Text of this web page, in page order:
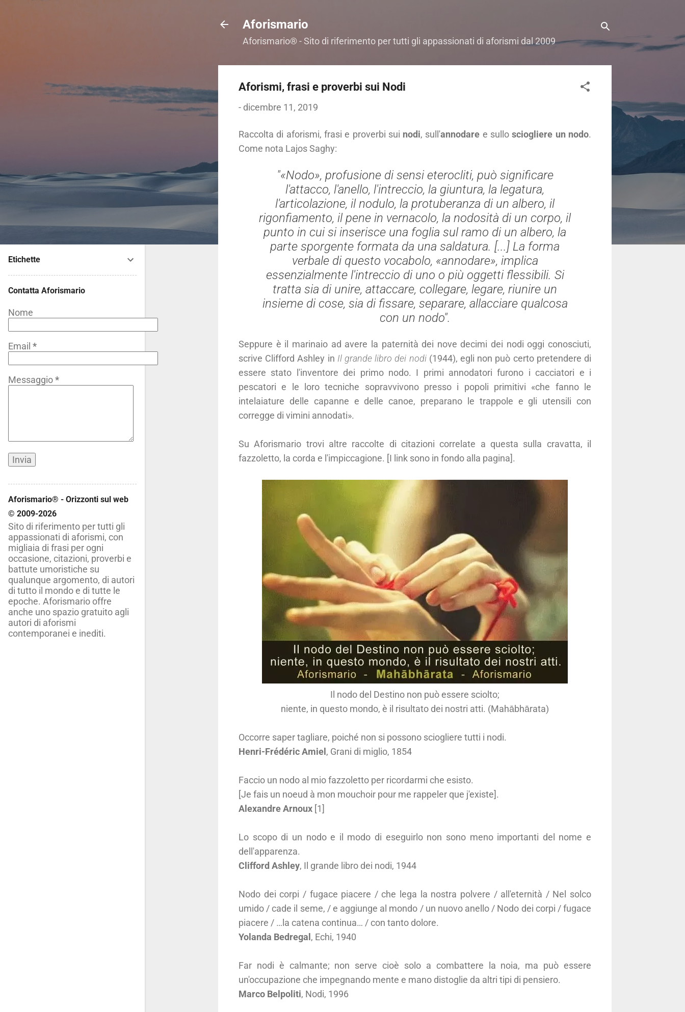
Aforismario
Aforismario® - Sito di riferimento per tutti gli appassionati di aforismi dal 2009
Aforismi, frasi e proverbi sui Nodi
- dicembre 11, 2019
Raccolta di aforismi, frasi e proverbi sui nodi, sull'annodare e sullosciogliere un nodo.
Come nota Lajos Saghy:
"«Nodo», profusione di sensi eterocliti, può significare
l'attacco, l'anello, l'intreccio, la giuntura, la legatura,
l'articolazione, il nodulo, la protuberanza di un albero, il
rigonfiamento, il pene in vernacolo, la nodosità di un corpo, il
punto in cui si inserisce una foglia sul ramo di un albero, la
parte sporgente formata da una saldatura. [...] La forma
verbale di questo vocabolo, «annodare», implica
essenzialmente l'intreccio di uno o più oggetti flessibili. Si
tratta sia di unire, attaccare, collegare, legare, riunire un
insieme di cose, sia di fissare, separare, allacciare qualcosa
con un nodo".
Seppure è il marinaio ad avere la paternità dei nove decimi dei nodi oggi conosciuti,
scrive Clifford Ashley in Il grande libro dei nodi(1944), egli non può certo pretendere di
essere stato l'inventore dei primo nodo. I primi annodatori furono i cacciatori e i
pescatori e le loro tecniche sopravvivono presso i popoli primitivi «che fanno le
intelaiature delle capanne e delle canoe, preparano le trappole e gli utensili con
corregge di vimini annodati».
Su Aforismario trovi altre raccolte di citazioni correlate a questa sulla cravatta, il
fazzoletto, la corda e l'impiccagione. [I link sono in fondo alla pagina].
Il nodo del Destino non può essere sciolto;
niente, in questo mondo, è il risultato dei nostri atti. (Mahābhārata)
Occorre saper tagliare, poiché non si possono sciogliere tutti i nodi.
Henri-Frédéric Amiel , Grani di miglio, 1854
Faccio un nodo al mio fazzoletto per ricordarmi che esisto.
[Je fais un noeud à mon mouchoir pour me rappeler que j'existe].
Alexandre Arnoux [1]
Lo scopo di un nodo e il modo di eseguirlo non sono meno importanti del nome e
dell'apparenza.
Clifford Ashley, Il grande libro dei nodi, 1944
Nodo dei corpi / fugace piacere / che lega la nostra polvere / all'eternità / Nel solco
umido / cade il seme, / e aggiunge al mondo / un nuovo anello / Nodo dei corpi / fugace
piacere / …la catena continua… / con tanto dolore.
Yolanda Bedregal , Echi, 1940
Far nodi è calmante; non serve cioè solo a combattere la noia, ma può essere
un'occupazione che impegnando mente e mano distoglie da altri tipi di pensiero.
Marco Belpoliti, Nodi, 1996
Etichette
Contatta Aforismario
Nome
Email *
Messaggio*
Aforismario® - Orizzonti sul web
© 2009-2026
Sito di riferimento per tutti gli
appassionati di aforismi, con
migliaia di frasi per ogni
occasione, citazioni, proverbi e
battute umoristiche su
qualunque argomento, di autori
di tutto il mondo e di tutte le
epoche. Aforismario offre
anche uno spazio gratuito agli
autori di aforismi
contemporanei e inediti.